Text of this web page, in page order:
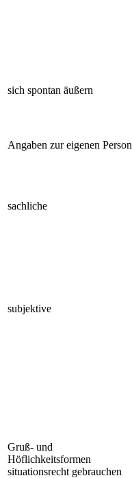
sich spontan äußern
Angaben zur eigenen Person
sachliche
subjektive
Gruß- und
Höflichkeitsformen
situationsrecht gebrauchen